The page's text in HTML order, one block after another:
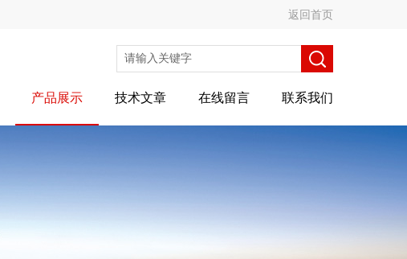
返回首页
产品展示 技术文章 在线留言 联系我们